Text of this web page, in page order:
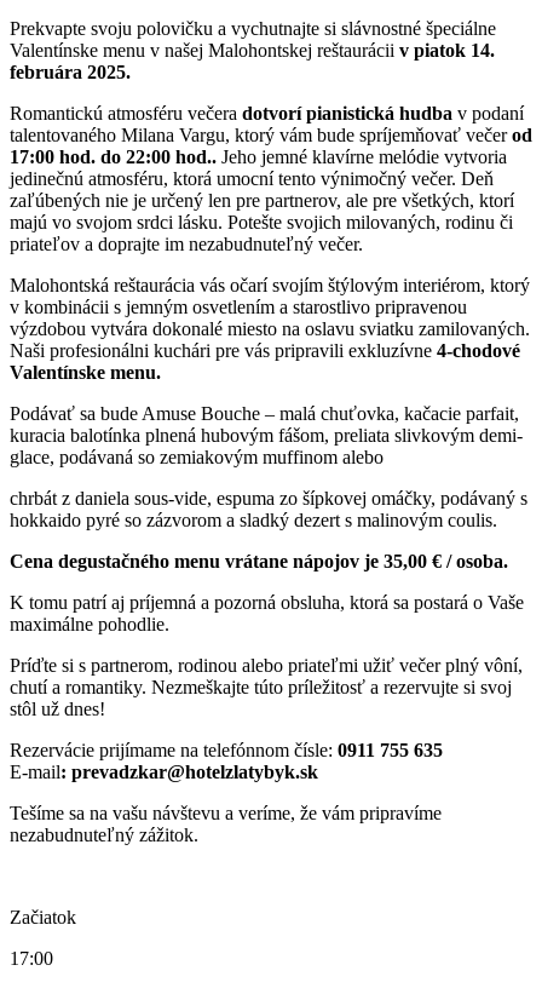
Prekvapte svoju polovičku a vychutnajte si slávnostné špeciálne
Valentínske menu v našej Malohontskej reštaurácii v piatok 14.
februára 2025.
Romantickú atmosféru večera dotvorí pianistická hudba v podaní
talentovaného Milana Vargu, ktorý vám bude spríjemňovať večerod
17:00 hod. do 22:00 hod.. Jeho jemné klavírne melódie vytvoria
jedinečnú atmosféru, ktorá umocní tento výnimočný večer. Deň
zaľúbených nie je určený len pre partnerov, ale pre všetkých, ktorí
majú vo svojom srdci lásku. Potešte svojich milovaných, rodinu či
priateľov a doprajte im nezabudnuteľný večer.
Malohontská reštaurácia vás očarí svojím štýlovým interiérom, ktorý
v kombinácii s jemným osvetlením a starostlivo pripravenou
výzdobou vytvára dokonalé miesto na oslavu sviatku zamilovaných.
Naši profesionálni kuchári pre vás pripravili exkluzívne 4-chodové
Valentínske menu.
Podávať sa bude Amuse Bouche – malá chuťovka, kačacie parfait,
kuracia balotínka plnená hubovým fášom, preliata slivkovým demi-
glace, podávaná so zemiakovým muffinom alebo
chrbát z daniela sous-vide, espuma zo šípkovej omáčky, podávaný s
hokkaido pyré so zázvorom a sladký dezert s malinovým coulis.
Cena degustačného menu vrátane nápojov je 35,00 € / osoba.
K tomu patrí aj príjemná a pozorná obsluha, ktorá sa postará o Vaše
maximálne pohodlie.
Príďte si s partnerom, rodinou alebo priateľmi užiť večer plný vôní,
chutí a romantiky. Nezmeškajte túto príležitosť a rezervujte si svoj
stôl už dnes!
Rezervácie prijímame na telefónnom čísle: 0911 755 635
E-mail: prevadzkar@hotelzlatybyk.sk
Tešíme sa na vašu návštevu a veríme, že vám pripravíme
nezabudnuteľný zážitok.
Začiatok
17:00